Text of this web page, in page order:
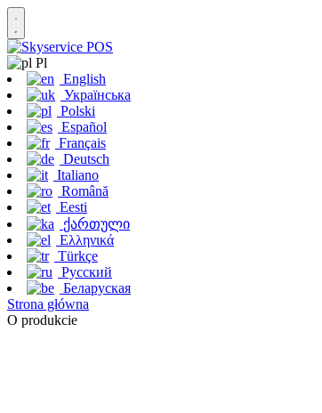
Pl
English
Українська
Polski
Español
Français
Deutsch
Italiano
Română
Eesti
ქართული
Ελληνικά
Türkçe
Русский
Беларуская
Strona główna
O produkcie